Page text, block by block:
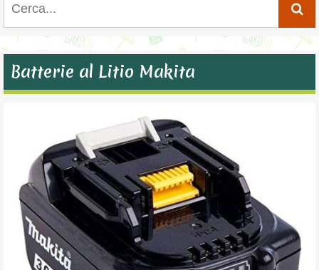
Batterie al Litio Makita